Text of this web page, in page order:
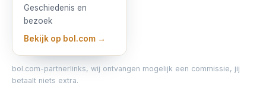
Geschiedenis en
bezoek
Bekijk op bol.com →
bol.com-partnerlinks, wij ontvangen mogelijk een commissie, jij
betaalt niets extra.